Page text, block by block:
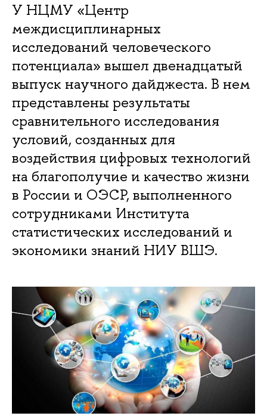
У НЦМУ «Центр
междисциплинарных
исследований человеческого
потенциала» вышел двенадцатый
выпуск научного дайджеста. В нем
представлены результаты
сравнительного исследования
условий, созданных для
воздействия цифровых технологий
на благополучие и качество жизни
в России и ОЭСР, выполненного
сотрудниками Института
статистических исследований и
экономики знаний НИУ ВШЭ.